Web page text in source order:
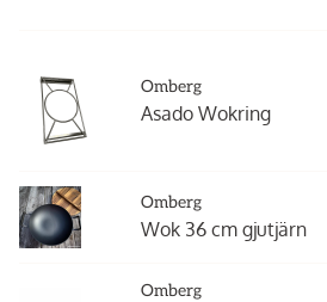
Omberg
Asado Wokring
Omberg
Wok 36 cm gjutjärn
Omberg